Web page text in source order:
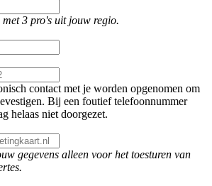
3 pro's uit jouw regio.
contact met je worden opgenomen om
Bij een foutief telefoonnummer
helaas niet doorgezet.
gegevens alleen voor het toesturen van